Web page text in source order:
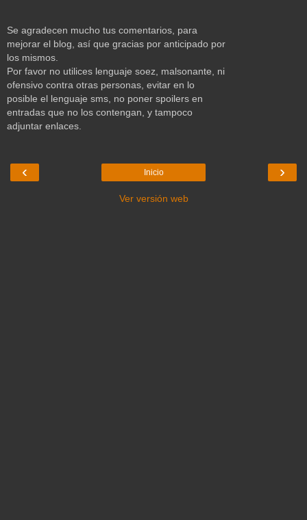
Se agradecen mucho tus comentarios, para
mejorar el blog, así que gracias por anticipado por
los mismos.
Por favor no utilices lenguaje soez, malsonante, ni
ofensivo contra otras personas, evitar en lo
posible el lenguaje sms, no poner spoilers en
entradas que no los contengan, y tampoco
adjuntar enlaces.
‹ ›
Inicio
Ver versión web